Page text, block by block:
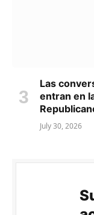
Las
entran en
July 30, 2026